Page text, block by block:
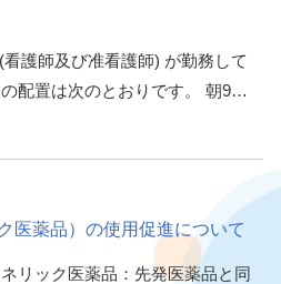
護師及び准看護師) が勤務して
置は次のとおりです。 朝9時
医薬品）の使用促進について
リック医薬品：先発医薬品と同